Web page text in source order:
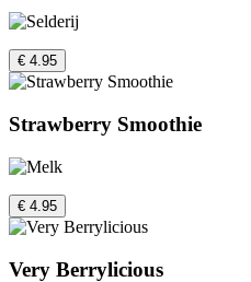
€ 4.95
Strawberry Smoothie
€ 4.95
Very Berrylicious